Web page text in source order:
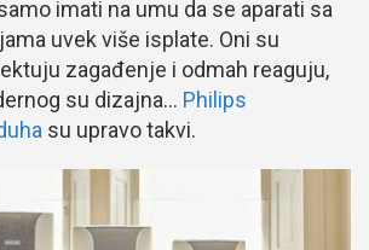
imati na umu da se aparati sa
uvek više isplate. Oni su
zagađenje i odmah reaguju,
su dizajna… Philips
su upravo takvi.